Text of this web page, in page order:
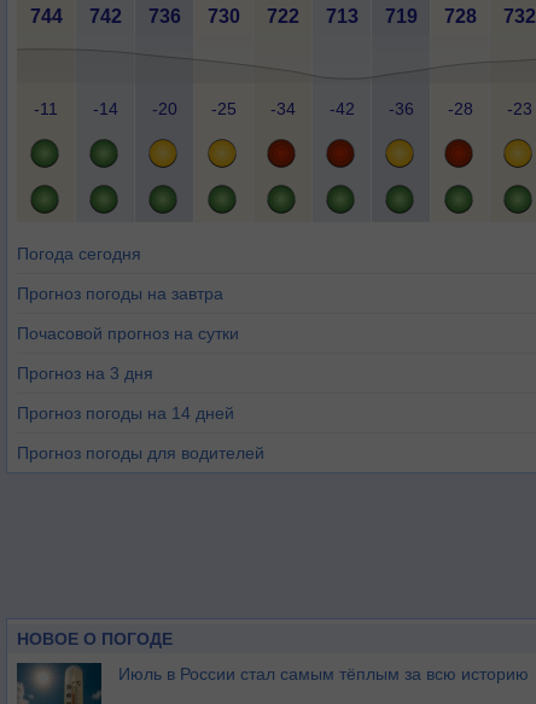
744 742 736 730 722 713 719 728 732
-11 -14 -20 -25 -34 -42 -36 -28 -23
Погода сегодня
Прогноз погоды на завтра
Почасовой прогноз на сутки
Прогноз на 3 дня
Прогноз погоды на 14 дней
Прогноз погоды для водителей
НОВОЕ О ПОГОДЕ
Июль в России стал самым тёплым за всю историю